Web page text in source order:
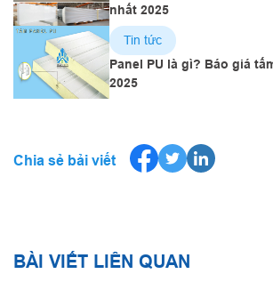
nhất 2025
Tin tức
Panel PU là gì? Báo giá
2025
Chia sẻ bải viết
BÀI VIẾT LIÊN QUAN